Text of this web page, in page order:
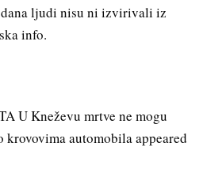
dana ljudi nisu ni izvirivali iz
info.
U Kneževu mrtve ne mogu
automobila appeared